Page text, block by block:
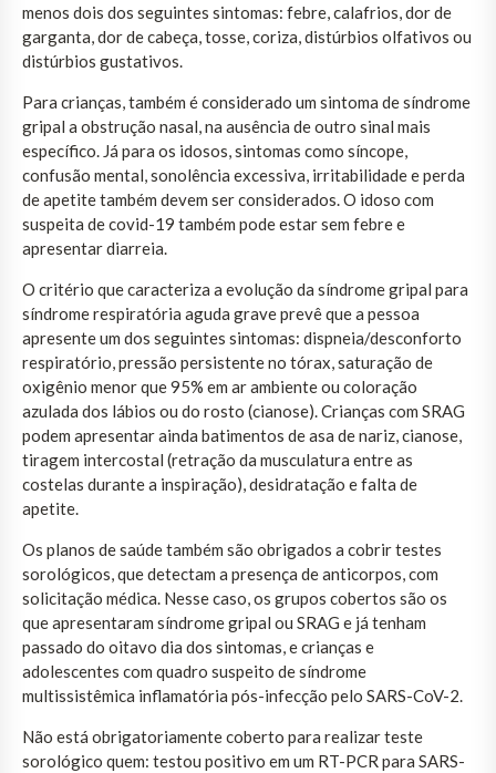
menos dois dos seguintes sintomas: febre, calafrios, dor de
garganta, dor de cabeça, tosse, coriza, distúrbios olfativos ou
distúrbios gustativos.
Para crianças, também é considerado um sintoma de síndrome
gripal a obstrução nasal, na ausência de outro sinal mais
específico. Já para os idosos, sintomas como síncope,
confusão mental, sonolência excessiva, irritabilidade e perda
de apetite também devem ser considerados. O idoso com
suspeita de covid-19 também pode estar sem febre e
apresentar diarreia.
O critério que caracteriza a evolução da síndrome gripal para
síndrome respiratória aguda grave prevê que a pessoa
apresente um dos seguintes sintomas: dispneia/desconforto
respiratório, pressão persistente no tórax, saturação de
oxigênio menor que 95% em ar ambiente ou coloração
azulada dos lábios ou do rosto (cianose). Crianças com SRAG
podem apresentar ainda batimentos de asa de nariz, cianose,
tiragem intercostal (retração da musculatura entre as
costelas durante a inspiração), desidratação e falta de
apetite.
Os planos de saúde também são obrigados a cobrir testes
sorológicos, que detectam a presença de anticorpos, com
solicitação médica. Nesse caso, os grupos cobertos são os
que apresentaram síndrome gripal ou SRAG e já tenham
passado do oitavo dia dos sintomas, e crianças e
adolescentes com quadro suspeito de síndrome
multissistêmica inflamatória pós-infecção pelo SARS-CoV-2.
Não está obrigatoriamente coberto para realizar teste
sorológico quem: testou positivo em um RT-PCR para SARS-